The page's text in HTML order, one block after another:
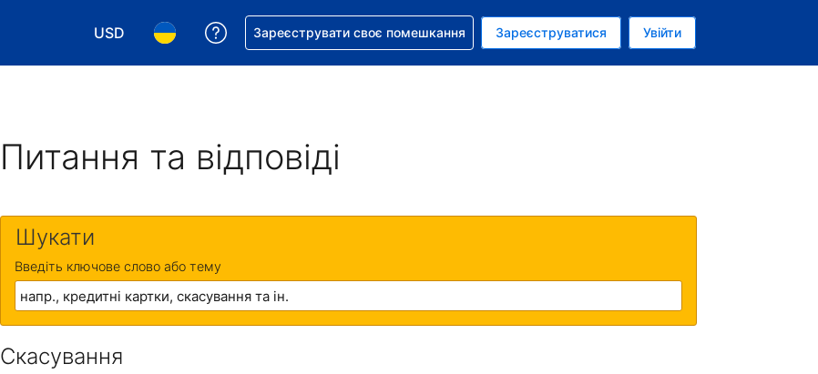
USD
Виберіть валюту. Ваша поточна валюта: Долар США
Виберіть мову. Ваша поточна мова: Українською
Отримайте допомогу з бронюванням
Зареєструвати своє помешкання Зареєструватися Увійти
Питання та відповіді
Шукати
Введіть ключове слово або тему
Скасування